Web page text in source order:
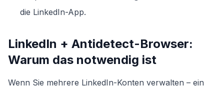
die LinkedIn-App.
LinkedIn + Antidetect-Browser:
Warum das notwendig ist
Wenn Sie mehrere LinkedIn-Konten verwalten – ein